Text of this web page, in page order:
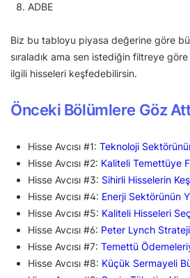
ADBE
Biz bu tabloyu piyasa değerine göre
sıraladık ama sen istediğin filtreye
ilgili hisseleri keşfedebilirsin.
Önceki Bölümlere Göz
Hisse Avcısı #1: Teknoloji
Hisse Avcısı #2: Kaliteli Temettüye
Hisse Avcısı #3: Sihirli Hisselerin
Hisse Avcısı #4: Enerji Sektörünün
Hisse Avcısı #5: Kaliteli Hisseleri
Hisse Avcısı #6: Peter Lynch
Hisse Avcısı #7: Temettü
Hisse Avcısı #8: Küçük Sermayeli